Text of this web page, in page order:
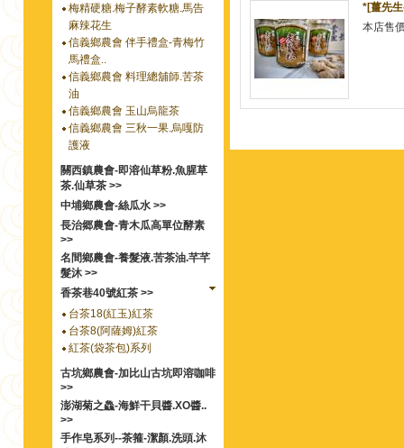
梅精硬糖.梅子酵素軟糖.馬告
麻辣花生
信義鄉農會 伴手禮盒-青梅竹
馬禮盒..
信義鄉農會 料理總舖師.苦茶
油
信義鄉農會 玉山烏龍茶
信義鄉農會 三秋一果.烏嘎防
護液
關西鎮農會-即溶仙草粉.魚腥草
茶.仙草茶 >>
中埔鄉農會-絲瓜水 >>
長治郷農會-青木瓜高單位酵素
>>
名間鄉農會-養髮液.苦茶油.芊芊
髮沐 >>
香茶巷40號紅茶 >>
台茶18(紅玉)紅茶
台茶8(阿薩姆)紅茶
紅茶(袋茶包)系列
古坑鄉農會-加比山古坑即溶咖啡
>>
澎湖菊之鱻-海鮮干貝醬.XO醬..
>>
手作皂系列--茶箍-潔顏.洗頭.沐
*[薑先
本店售